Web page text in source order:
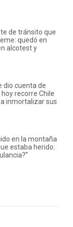
de tránsito que
quedó en
alcotest y
dio cuenta de
recorre Chile
inmortalizar sus
en la montaña
estaba herido: